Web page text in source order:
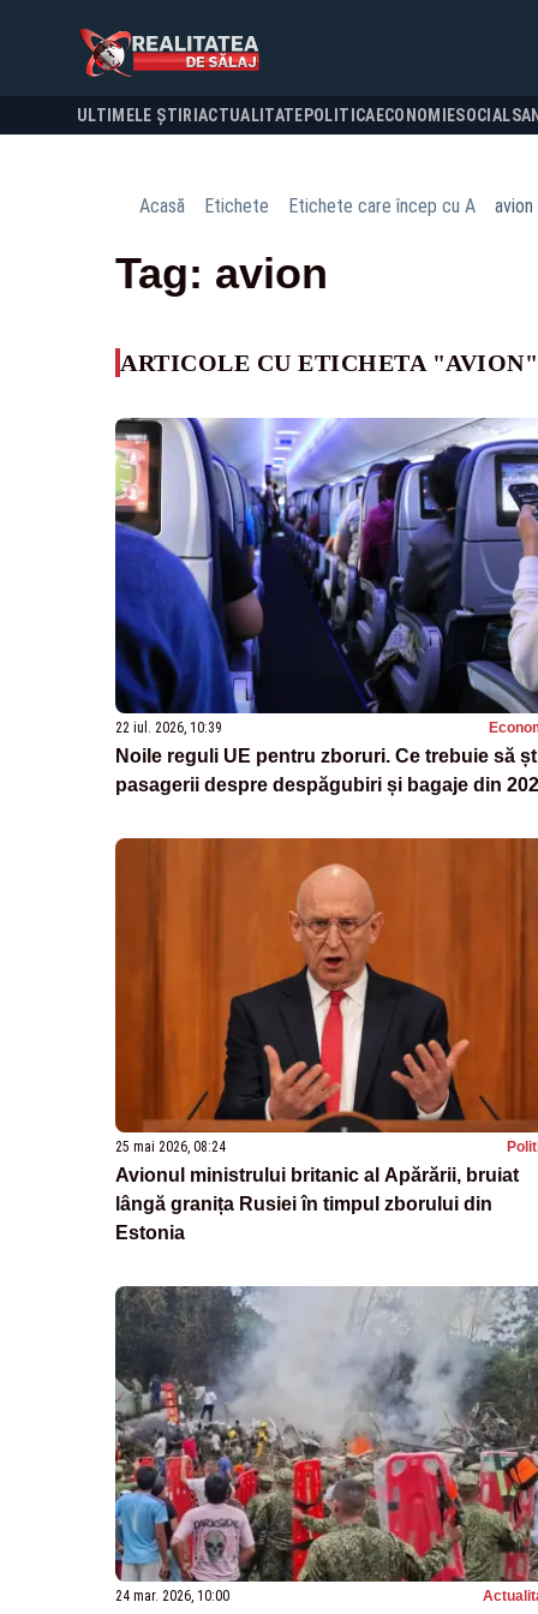
ULTIMELE ȘTIRI ACTUALITATE POLITICA ECONOMIESOCIAL
Acasă Etichete Etichete care încep cu A avion
Tag: avion
ARTICOLE CU ETICHETA "AVION"
22 iul. 2026, 10:39
Noile reguli UE pentru zboruri. Ce trebuie să
pasagerii despre despăgubiri și bagaje din
25 mai 2026, 08:24
Avionul ministrului britanic al Apărării, bruiat
lângă granița Rusiei în timpul zborului din
Estonia
24 mar. 2026, 10:00